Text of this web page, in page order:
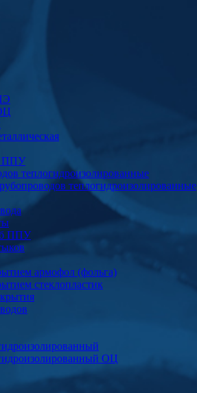
ППУ
теплогидроизолированные
теплогидроизолированные
ППУ
армофол (фольга)
стеклопластик
ОЦ